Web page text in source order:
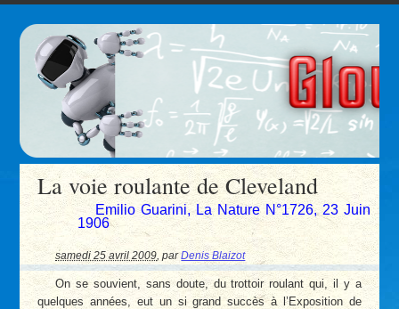
La voie roulante de Cleveland
Emilio Guarini, La Nature N°1726, 23 Juin
1906
samedi 25 avril 2009 ,parDenis Blaizot
On se souvient, sans doute, du trottoir roulant qui, il y a
quelques années, eut un si grand succès à l’Exposition de